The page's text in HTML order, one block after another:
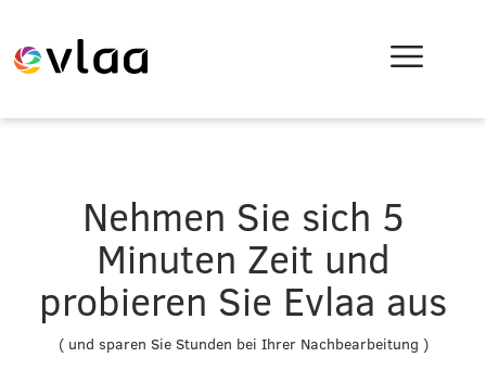
Nehmen Sie sich 5
Minuten Zeit und
probieren Sie Evlaa aus
( und sparen Sie Stunden bei Ihrer Nachbearbeitung )